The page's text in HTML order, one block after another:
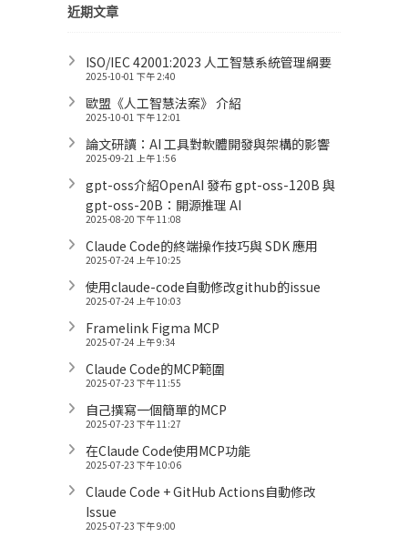
近期文章
ISO/IEC 42001:2023 人工智慧系統管理綱要
2025-10-01 下午 2:40
歐盟《人工智慧法案》 介紹
2025-10-01 下午 12:01
論文研讀：AI 工具對軟體開發與架構的影響
2025-09-21 上午 1:56
gpt-oss介紹OpenAI 發布 gpt-oss-120B 與
gpt-oss-20B：開源推理 AI
2025-08-20 下午 11:08
Claude Code的終端操作技巧與 SDK 應用
2025-07-24 上午 10:25
使用claude-code自動修改github的issue
2025-07-24 上午 10:03
Framelink Figma MCP
2025-07-24 上午 9:34
Claude Code的MCP範圍
2025-07-23 下午 11:55
自己撰寫一個簡單的MCP
2025-07-23 下午 11:27
在Claude Code使用MCP功能
2025-07-23 下午 10:06
Claude Code + GitHub Actions自動修改
Issue
2025-07-23 下午 9:00